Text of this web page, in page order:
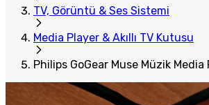
TV, Görüntü & Ses Sistemi
Media Player & Akıllı TV Kutusu
Philips GoGear Muse Müzik Media